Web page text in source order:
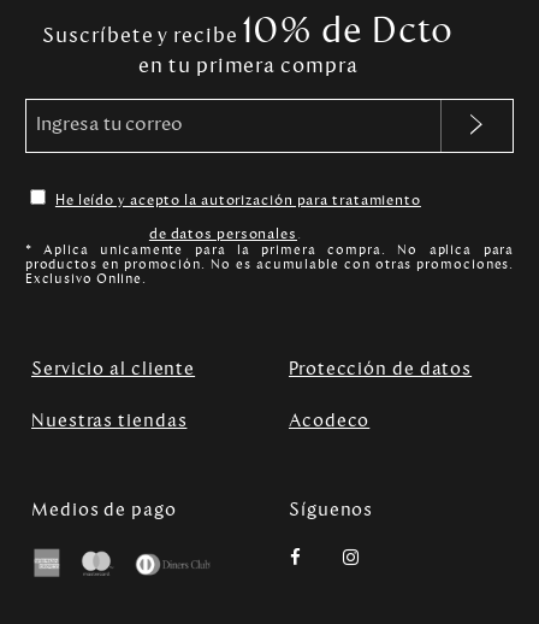
Suscríbete y recibe 10% de Dcto
en tu primera compra
He leído y acepto la autorización para tratamiento
de datos personales.
* Aplica unicamente para la primera compra. No aplica para
productos en promoción. No es acumulable con otras promociones.
Exclusivo Online.
Servicio al cliente Protección de datos
Nuestras tiendas Acodeco
Medios de pago Síguenos